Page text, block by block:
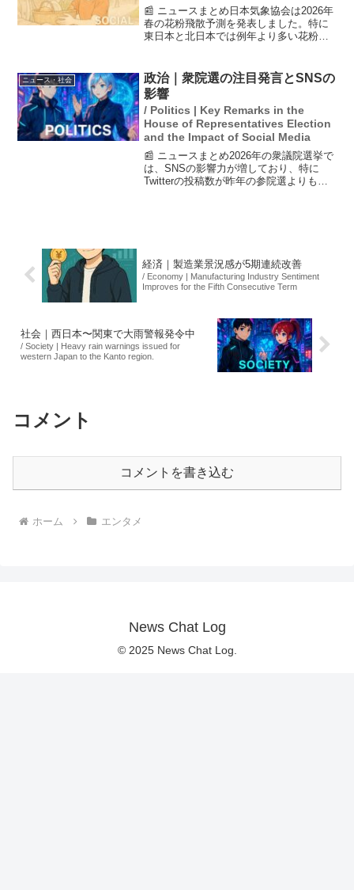
📰 ニュースまとめ日本気象協会は2026年
春の花粉飛散予測を発表しました。特に
東日本と北日本では例年より多い花粉が
概ね例年並みとのことです。この予測は
前シーズンの飛...
ニュース・社会
政治｜衆院選の注目発言とSNSの
影響
/ Politics | Key Remarks in the
House of Representatives Election
and the Impact of Social Media
📰 ニュースまとめ2026年の衆議院選挙で
は、SNSの影響力が増しており、特に
Twitterの投稿数が昨年の参院選よりも増
経済｜製造業景況感が5期連続改善
/ Economy | Manufacturing Industry Sentiment
Improves for the Fifth Consecutive Term
社会｜西日本〜関東で大雨警報発令中
/ Society | Heavy rain warnings issued for
western Japan to the Kanto region.
コメント
コメントを書き込む
ホーム エンタメ
News Chat Log
© 2025 News Chat Log.